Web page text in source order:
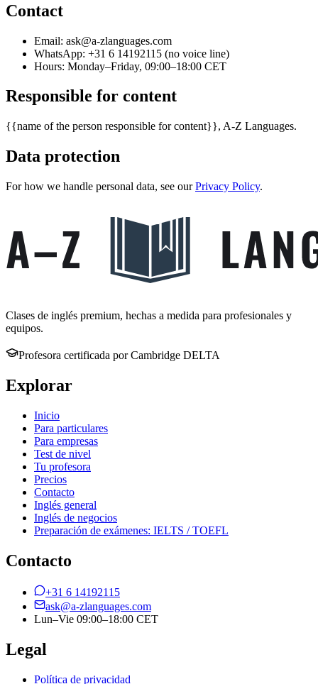
Contact
Email: ask@a-zlanguages.com
WhatsApp: +31 6 14192115 (no voice line)
Hours: Monday–Friday, 09:00–18:00 CET
Responsible for content
{{name of the person responsible for content}}, A-Z Languages.
Data protection
For how we handle personal data, see our Privacy Policy.
Clases de inglés premium, hechas a medida para profesionales y
equipos.
Profesora certificada por Cambridge DELTA
Explorar
Inicio
Para particulares
Para empresas
Test de nivel
Tu profesora
Precios
Contacto
Inglés general
Inglés de negocios
Preparación de exámenes: IELTS / TOEFL
Contacto
+31 6 14192115
ask@a-zlanguages.com
Lun–Vie 09:00–18:00 CET
Legal
Política de privacidad